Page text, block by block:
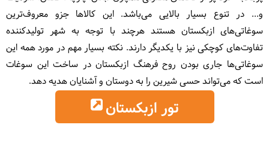
و... در تنوع بسیار بالایی می‌باشد. این کالاها جزو معروف‌ترین
سوغاتی‌های ازبکستان هستند هرچند با توجه به شهر تولیدکننده
تفاوت‌های کوچکی نیز با یکدیگر دارند. نکته بسیار مهم در مورد همه این
سوغاتی‌ها جاری بودن روح فرهنگ ازبکستان در ساخت این سوغات
است که می‌تواند حسی شیرین را به دوستان و آشنایان هدیه دهد.
تور ازبکستان